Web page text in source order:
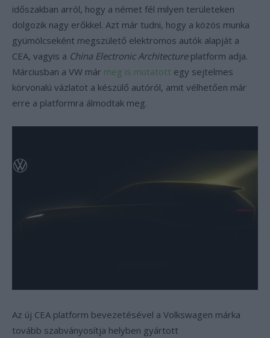
időszakban arról, hogy a német fél milyen területeken
dolgozik nagy erőkkel. Azt már tudni, hogy a közös munka
gyümölcseként megszülető elektromos autók alapját a
CEA, vagyis a China Electronic Architectureplatform adja.
Márciusban a VW már meg is mutatott egy sejtelmes
körvonalú vázlatot a készülő autóról, amit vélhetően már
erre a platformra álmodtak meg.
Az új CEA platform bevezetésével a Volkswagen márka
tovább szabványosítja helyben gyártott